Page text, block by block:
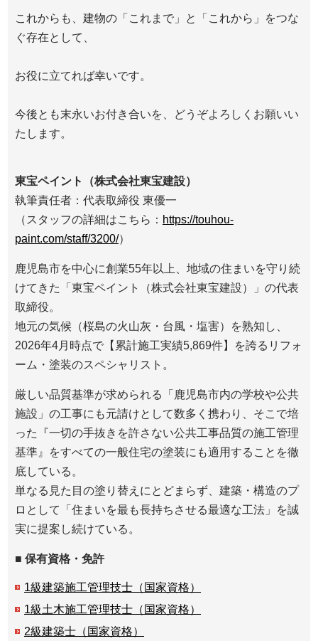
これからも、建物の「これまで」と「これから」をつな
ぐ存在として、
お役に立てれば幸いです。
今後とも末永いお付き合いを、どうぞよろしくお願いい
たします。
東宝ペイント（株式会社東宝建設）
執筆責任者：代表取締役 東優一
（スタッフの詳細はこちら： https://touhou-
paint.com/staff/3200/）
鹿児島市を中心に創業55年以上、地域の住まいを守り続
けてきた「東宝ペイント（株式会社東宝建設）」の代表
取締役。
地元の気候（桜島の火山灰・台風・塩害）を熟知し、
2026年4月時点で【累計施工実績5,869件】を誇るリフォ
ーム・塗装のスペシャリスト。
厳しい品質基準が求められる「鹿児島市内の学校や公共
施設」の工事にも元請けとして数多く携わり、そこで培
った『一切の手抜きを許さない公共工事品質の施工管理
基準』をすべての一般住宅の塗装にも適用することを徹
底している。
単なる見た目の塗り替えにとどまらず、建築・構造のプ
ロとして「住まいを最も長持ちさせる最適な工法」を誠
実に提案し続けている。
■ 保有資格・免許
1級建築施工管理技士（国家資格）
1級土木施工管理技士（国家資格）
2級建築士（国家資格）